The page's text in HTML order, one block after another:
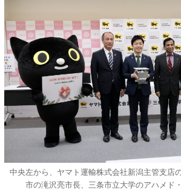
中央左から、ヤマト運輸株式会社新潟主管支店
市の滝沢亮市長、三条市立大学のアハメド